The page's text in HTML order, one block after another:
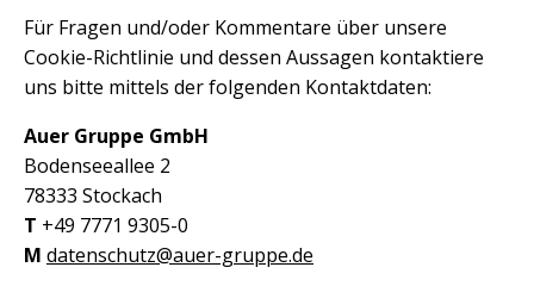
Für Fragen und/oder Kommentare über unsere
Cookie-Richtlinie und dessen Aussagen kontaktiere
uns bitte mittels der folgenden Kontaktdaten:
Auer Gruppe GmbH
Bodenseeallee 2
78333 Stockach
T +49 7771 9305-0
M datenschutz@auer-gruppe.de